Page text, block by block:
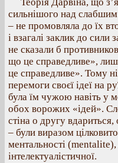
сильнішого над слабшим
– не промовляла до їх
і взагалі заклик до сили
не сказали б
що це справедливе»,
це справедливе». Тому
перемоги своєї ідеї на
була їм чужою навіть у
обох ворожих «ідей».
стіна о другу
– були виразом
ментальності (mentalite),
інтелектуалістичної.